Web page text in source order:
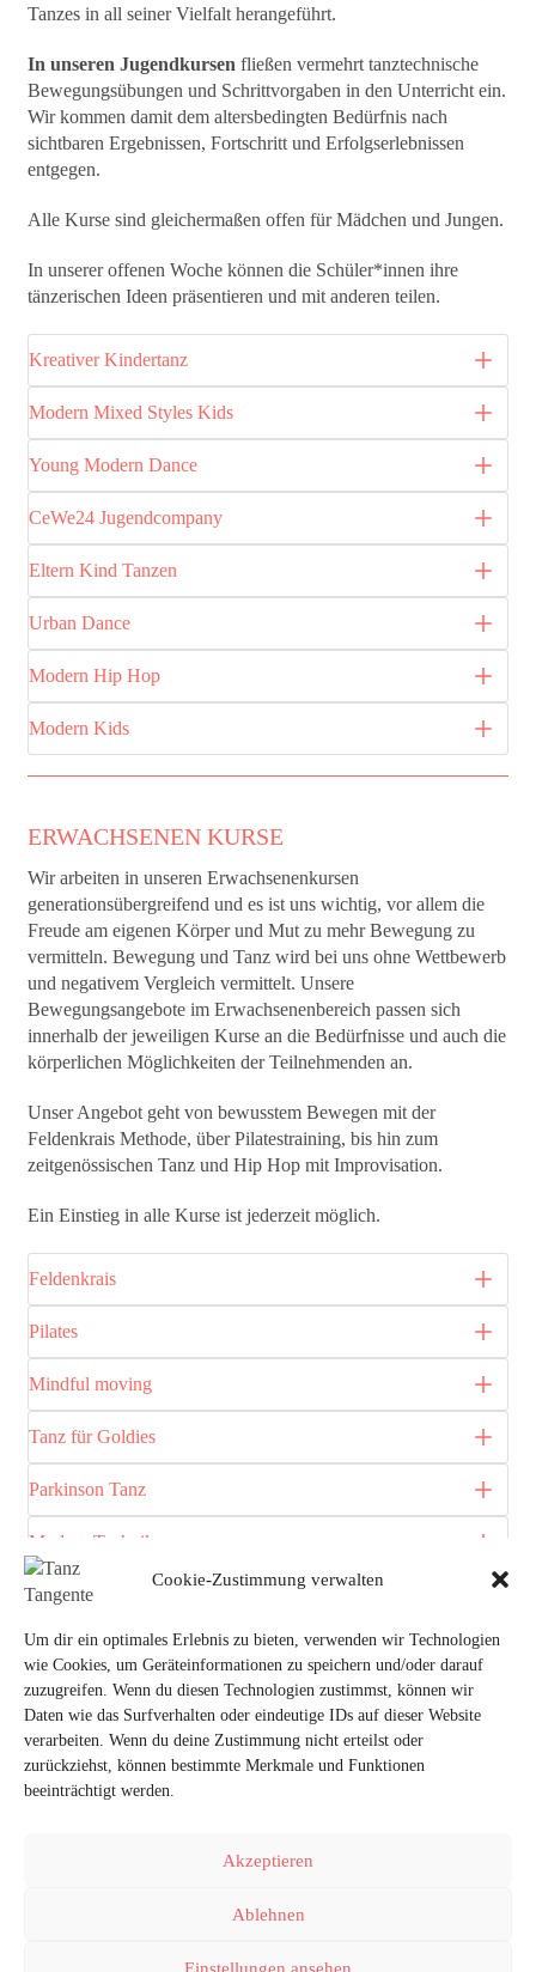
Cookie-Zustimmung verwalten
Um dir ein optimales Erlebnis zu bieten, verwenden wir Technologien
wie Cookies, um Geräteinformationen zu speichern und/oder darauf
zuzugreifen. Wenn du diesen Technologien zustimmst, können wir
Daten wie das Surfverhalten oder eindeutige IDs auf dieser Website
verarbeiten. Wenn du deine Zustimmung nicht erteilst oder
zurückziehst, können bestimmte Merkmale und Funktionen
beeinträchtigt werden.
Akzeptieren
Ablehnen
Einstellungen ansehen
Tanzes in all seiner Vielfalt herangeführt.
In unseren Jugendkursenfließen vermehrt tanztechnische
Bewegungsübungen und Schrittvorgaben in den Unterricht ein.
Wir kommen damit dem altersbedingten Bedürfnis nach
sichtbaren Ergebnissen, Fortschritt und Erfolgserlebnissen
entgegen.
Alle Kurse sind gleichermaßen offen für Mädchen und Jungen.
In unserer offenen Woche können die Schüler*innen ihre
tänzerischen Ideen präsentieren und mit anderen teilen.
Kreativer Kindertanz
Modern Mixed Styles Kids
Young Modern Dance
CeWe24 Jugendcompany
Eltern Kind Tanzen
Urban Dance
Modern Hip Hop
Modern Kids
ERWACHSENEN KURSE
Wir arbeiten in unseren Erwachsenenkursen
generationsübergreifend und es ist uns wichtig, vor allem die
Freude am eigenen Körper und Mut zu mehr Bewegung zu
vermitteln. Bewegung und Tanz wird bei uns ohne Wettbewerb
und negativem Vergleich vermittelt. Unsere
Bewegungsangebote im Erwachsenenbereich passen sich
innerhalb der jeweiligen Kurse an die Bedürfnisse und auch die
körperlichen Möglichkeiten der Teilnehmenden an.
Unser Angebot geht von bewusstem Bewegen mit der
Feldenkrais Methode, über Pilatestraining, bis hin zum
zeitgenössischen Tanz und Hip Hop mit Improvisation.
Ein Einstieg in alle Kurse ist jederzeit möglich.
Feldenkrais
Pilates
Mindful moving
Tanz für Goldies
Parkinson Tanz
Modern Technik
House Dance
Urban Contemporary
Mixed Styles
VIMEO